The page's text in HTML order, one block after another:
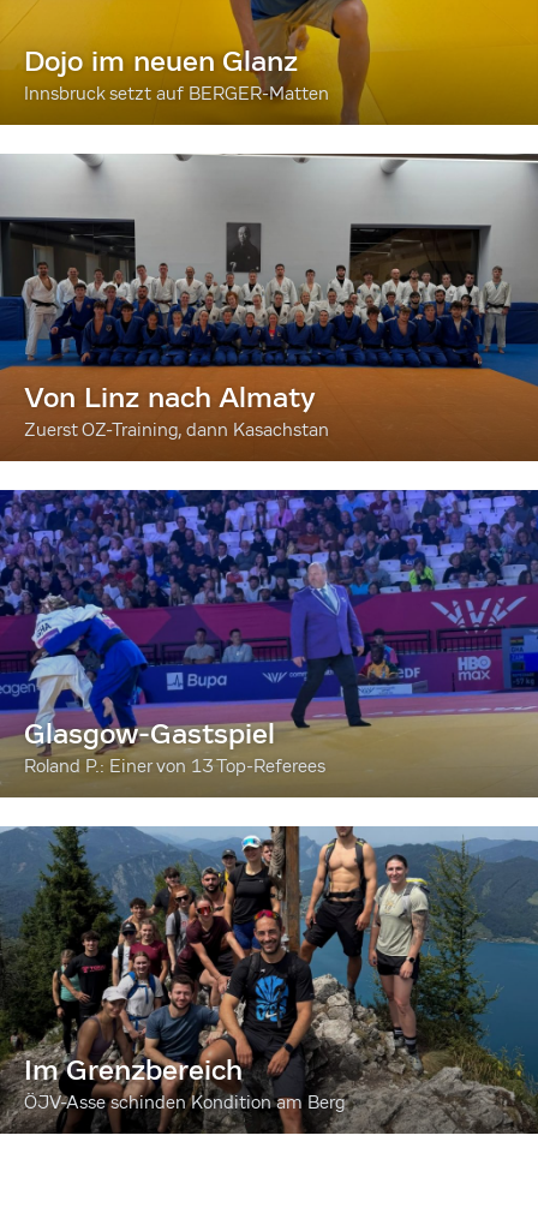
Dojo im neuen Glanz
Innsbruck setzt auf BERGER-Matten
Von Linz nach Almaty
Zuerst OZ-Training, dann Kasachstan
Glasgow-Gastspiel
Roland P.: Einer von 13 Top-Referees
Im Grenzbereich
ÖJV-Asse schinden Kondition am Berg